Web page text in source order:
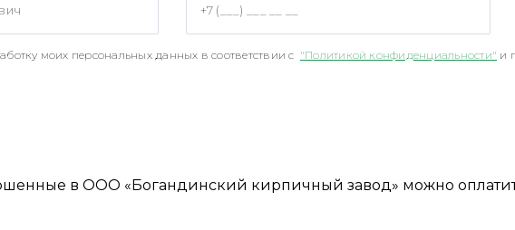
моих персональных данных в соответствии с "Политикой конфиденциальности" и
в ООО «Богандинский кирпичный завод» можно